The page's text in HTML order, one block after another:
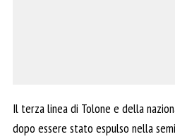
Il terza linea di Tolone e della
dopo essere stato espulso nella